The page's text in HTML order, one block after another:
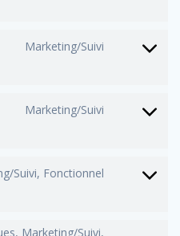
fonts
Marketing/Suivi
Consent
Marketing/Suivi
Consent
maps
Suivi, Fonctionnel
Consent
Marketing/Suivi,